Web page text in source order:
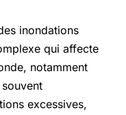
inondations
qui affecte
notamment
excessives,